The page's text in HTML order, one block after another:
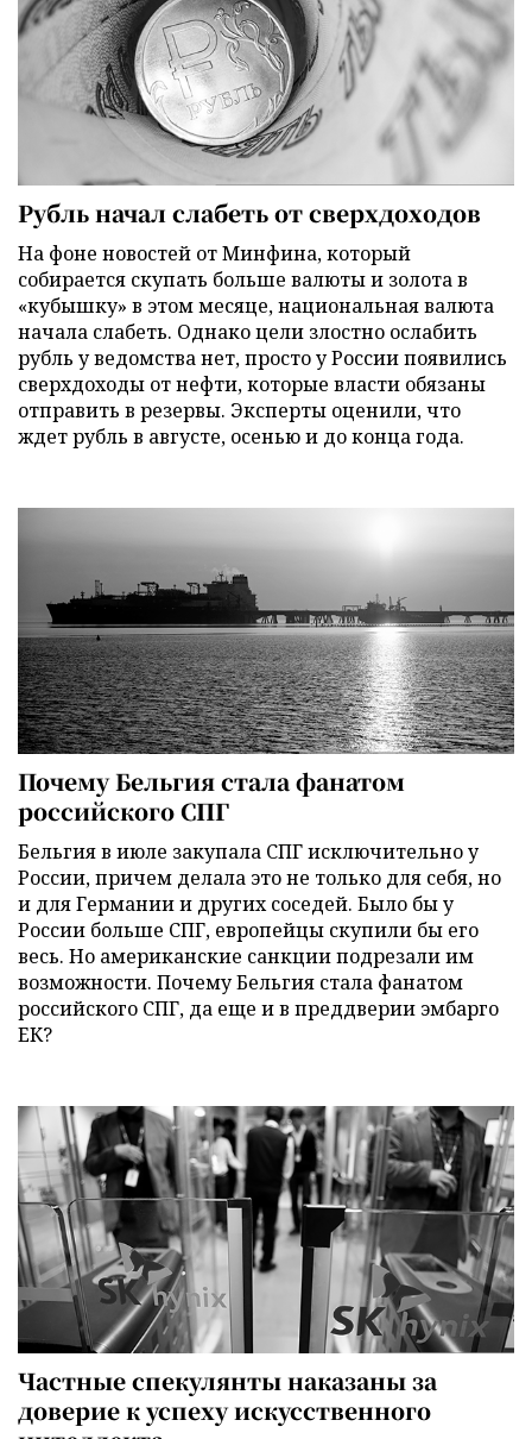
Рубль начал слабеть от сверхдоходов
На фоне новостей от Минфина, который
собирается скупать больше валюты и золота в
«кубышку» в этом месяце, национальная валюта
начала слабеть. Однако цели злостно ослабить
рубль у ведомства нет, просто у России появились
сверхдоходы от нефти, которые власти обязаны
отправить в резервы. Эксперты оценили, что
ждет рубль в августе, осенью и до конца года.
Почему Бельгия стала фанатом
российского СПГ
Бельгия в июле закупала СПГ исключительно у
России, причем делала это не только для себя, но
и для Германии и других соседей. Было бы у
России больше СПГ, европейцы скупили бы его
весь. Но американские санкции подрезали им
возможности. Почему Бельгия стала фанатом
российского СПГ, да еще и в преддверии эмбарго
ЕК?
Частные спекулянты наказаны за
доверие к успеху искусственного